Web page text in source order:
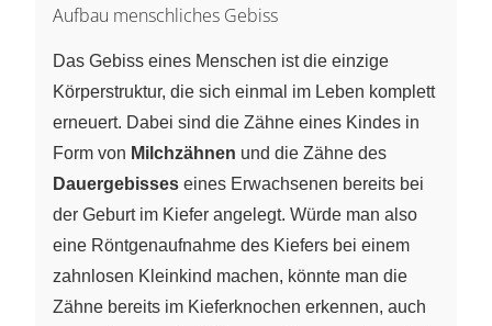
Aufbau menschliches Gebiss
Das Gebiss eines Menschen ist die einzige
Körperstruktur, die sich einmal im Leben komplett
erneuert. Dabei sind die Zähne eines Kindes in
Form von Milchzähnen und die Zähne des
Dauergebisses eines Erwachsenen bereits bei
der Geburt im Kiefer angelegt. Würde man also
eine Röntgenaufnahme des Kiefers bei einem
zahnlosen Kleinkind machen, könnte man die
Zähne bereits im Kieferknochen erkennen, auch